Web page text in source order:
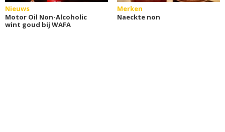
Nieuws
Motor Oil Non-Alcoholic
wint goud bij WAFA
Merken
Naeckte non